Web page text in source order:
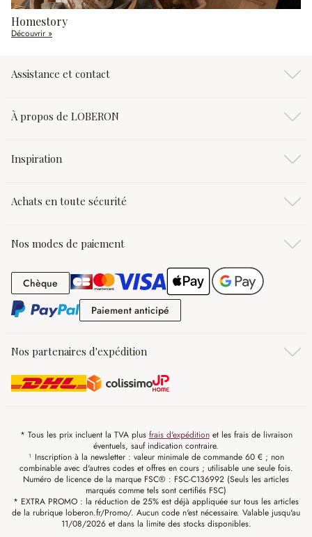
Homestory
Découvrir »
Assistance et contact
À propos de LOBERON
Inspiration
Achats en toute sécurité
Nos modes de paiement
Chèque Chèque
Paiement anticipé
Nos partenaires d'expédition
* Tous les prix incluent la TVA plus frais d'expéditionet les frais de livraison
éventuels, sauf indication contraire.
¹ Inscription à la newsletter : valeur minimale de commande 60 € ; non
combinable avec d'autres codes et offres en cours ; utilisable une seule fois.
Numéro de licence de la marque FSC® : FSC-C136992 (Seuls les articles
marqués comme tels sont certifiés FSC)
* EXTRA PROMO : la réduction de 25% est déjà appliquée sur tous les articles
de la rubrique loberon.fr/Promo/. Aucun code n'est nécessaire. Valable jusqu'au
11/08/2026 et dans la limite des stocks disponibles.